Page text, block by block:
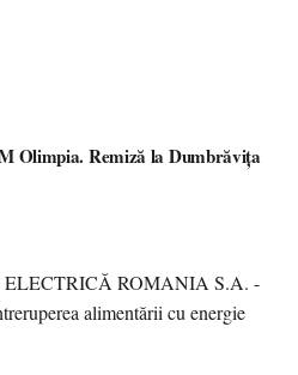
Olimpia. Remiză la Dumbrăvița